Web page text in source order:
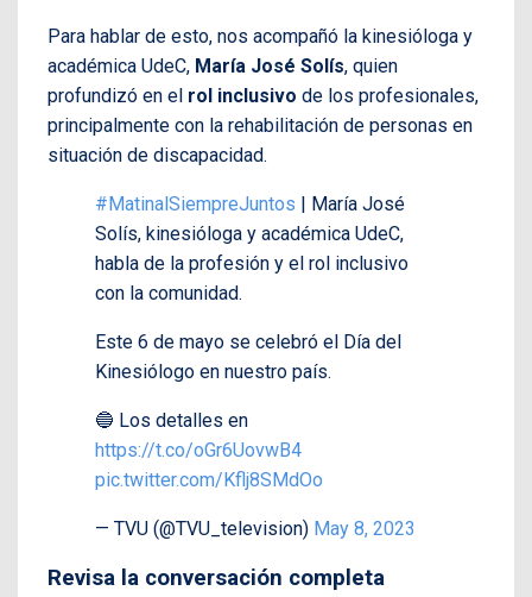
Para hablar de esto, nos acompañó la kinesióloga y
académica UdeC, María José Solís, quien
profundizó en el rol inclusivo de los profesionales,
principalmente con la rehabilitación de personas en
situación de discapacidad.
#MatinalSiempreJuntos | María José
Solís, kinesióloga y académica UdeC,
habla de la profesión y el rol inclusivo
con la comunidad.
Este 6 de mayo se celebró el Día del
Kinesiólogo en nuestro país.
🔵 Los detalles en
https://t.co/oGr6UovwB4
pic.twitter.com/Kflj8SMdOo
— TVU (@TVU_television) May 8, 2023
Revisa la conversación completa